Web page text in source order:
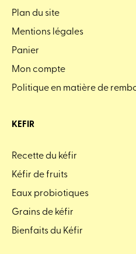
Plan du site
Mentions légales
Panier
Mon compte
Politique en matière de
KEFIR
Recette du kéfir
Kéfir de fruits
Eaux probiotiques
Grains de kéfir
Bienfaits du Kéfir